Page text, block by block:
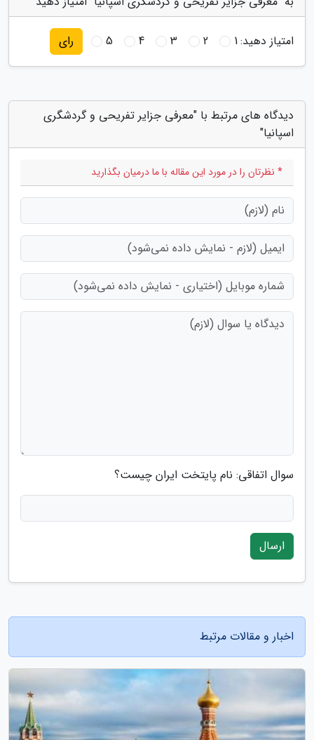
امتیاز دهید:1
2
3
4
5 رای
دیدگاه های مرتبط با "معرفی جزایر تفریحی و گردشگری
اسپانیا"
* نظرتان را در مورد این مقاله با ما درمیان بگذارید
سوال اتفاقی: نام پایتخت ایران چیست؟
ارسال
اخبار و مقالات مرتبط